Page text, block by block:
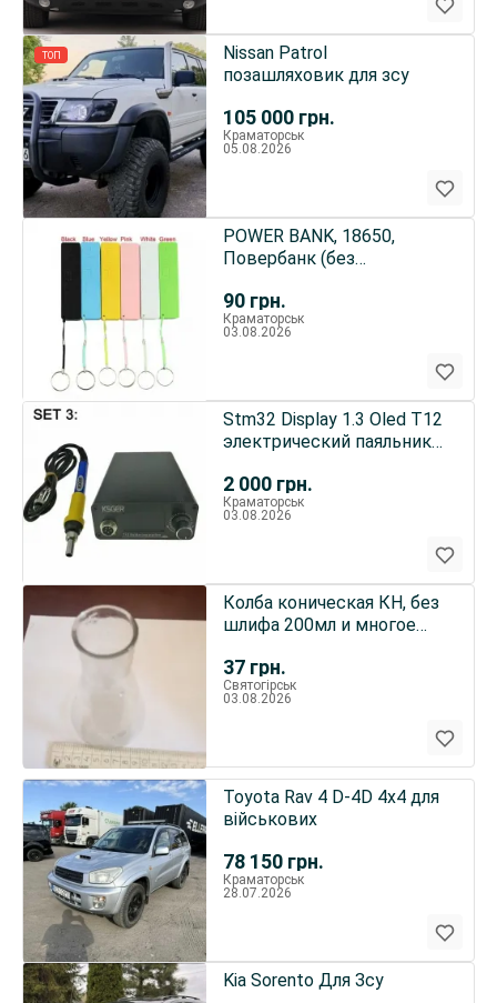
ТОП
105 000 грн.
Nissan Patrol
позашляховик для зсу
Краматорськ
05.08.2026
90 грн.
POWER BANK, 18650,
Повербанк (без
аккумуляторов
Краматорськ
03.08.2026
2 000 грн.
Stm32 Display 1.3 Oled T12
электрический паяльник
Краматорськ
03.08.2026
37 грн.
Колба коническая КН, без
шлифа 200мл и многое
Святогірськ
03.08.2026
78 150 грн.
Toyota Rav 4 D-4D 4x4 для
військових
Краматорськ
28.07.2026
Kia Sorento Для Зсу